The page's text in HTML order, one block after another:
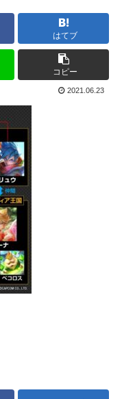
はてブ
コピー
2021.06.23